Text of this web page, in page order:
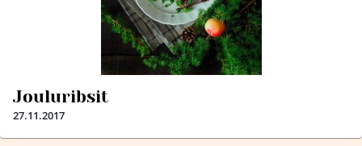
Jouluribsit
27.11.2017